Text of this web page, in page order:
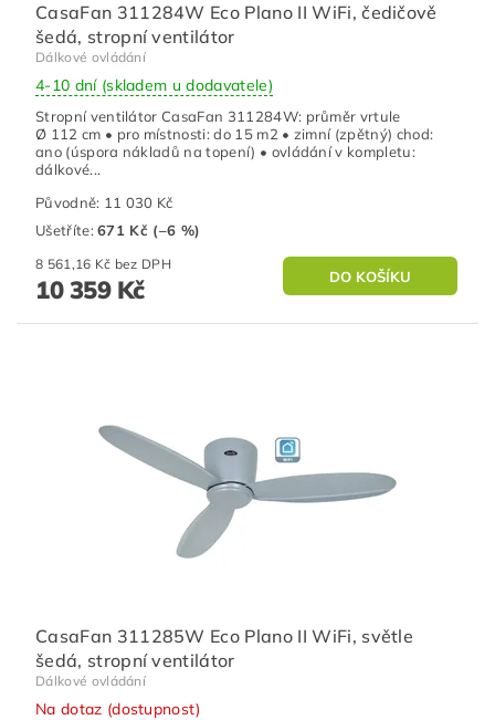
CasaFan 311284W Eco Plano II WiFi, čedičově
šedá, stropní ventilátor
Dálkové ovládání
4-10 dní (skladem u dodavatele)
Stropní ventilátor CasaFan 311284W: průměr vrtule
Ø 112 cm • pro místnosti: do 15 m2 • zimní (zpětný) chod:
ano (úspora nákladů na topení) • ovládání v kompletu:
dálkové...
Původně: 11 030 Kč
Ušetříte:671 Kč (–6 %)
8 561,16 Kč bez DPH
10 359 Kč
CasaFan 311285W Eco Plano II WiFi, světle
šedá, stropní ventilátor
Dálkové ovládání
Na dotaz (dostupnost)